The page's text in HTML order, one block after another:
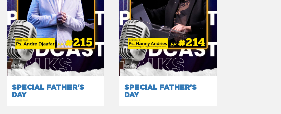
SPECIAL FATHER'S
DAY
SPECIAL FATHER'S
DAY